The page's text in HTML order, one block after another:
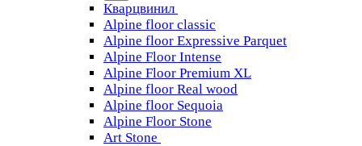
Кварцвинил
Alpine floor classic
Alpine floor Expressive Parquet
Alpine Floor Intense
Alpine Floor Premium XL
Alpine floor Real wood
Alpine floor Sequoia
Alpine Floor Stone
Art Stone